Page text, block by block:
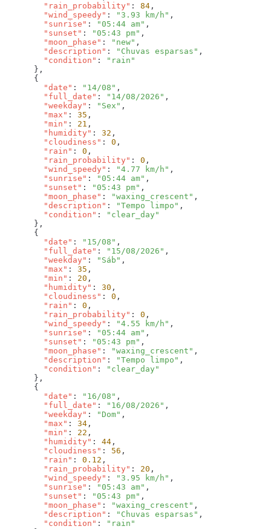
        "rain_probability"
: 84
        "wind_speedy"
: "3.93 km/h"
        "sunrise"
: "05:44 am"
        "sunset"
: "05:43 pm"
        "moon_phase"
: "new"
        "description"
: "Chuvas esparsas"
        "condition"
:
        "date"
: "14/08"
        "full_date"
: "14/08/2026"
        "weekday"
: "Sex"
        "max"
: 35
        "min"
: 21
        "humidity"
: 32
        "cloudiness"
: 0
        "rain"
: 0
        "rain_probability"
: 0
        "wind_speedy"
: "4.77 km/h"
        "sunrise"
: "05:44 am"
        "sunset"
: "05:43 pm"
        "moon_phase"
: "waxing_crescent"
        "description"
: "Tempo limpo"
        "condition"
:
        "date"
: "15/08"
        "full_date"
: "15/08/2026"
        "weekday"
: "Sáb"
        "max"
: 35
        "min"
: 20
        "humidity"
: 30
        "cloudiness"
: 0
        "rain"
: 0
        "rain_probability"
: 0
        "wind_speedy"
: "4.55 km/h"
        "sunrise"
: "05:44 am"
        "sunset"
: "05:43 pm"
        "moon_phase"
: "waxing_crescent"
        "description"
: "Tempo limpo"
        "condition"
:
        "date"
: "16/08"
        "full_date"
: "16/08/2026"
        "weekday"
: "Dom"
        "max"
: 34
        "min"
: 22
        "humidity"
: 44
        "cloudiness"
: 56
        "rain"
: 0.12
        "rain_probability"
: 20
        "wind_speedy"
: "3.95 km/h"
        "sunrise"
: "05:43 am"
        "sunset"
: "05:43 pm"
        "moon_phase"
: "waxing_crescent"
        "description"
: "Chuvas esparsas"
        "condition"
: